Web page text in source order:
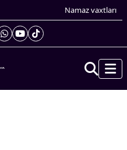
Namaz vaxtları